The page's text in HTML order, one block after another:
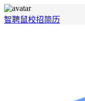
智聘鼠校招简历